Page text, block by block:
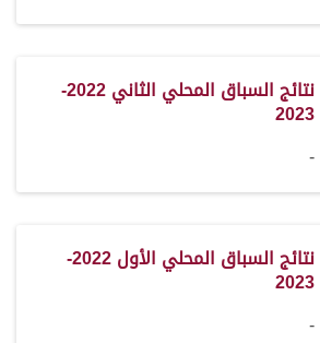
نتائج السباق المحلي الثاني 2022-
2023
-
نتائج السباق المحلي الأول 2022-
2023
-